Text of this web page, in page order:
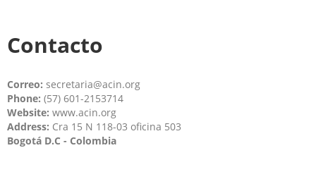
Contacto
Correo: secretaria@acin.org
Phone: (57) 601-2153714
Website: www.acin.org
Address: Cra 15 N 118-03 oficina 503
Bogotá D.C - Colombia